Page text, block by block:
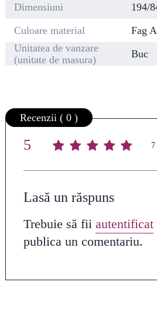
Dimensiuni
194/
Culoare material
Fag
Unitatea de vanzare
(unitate de masura)
Buc
Average rating
5 / 5. Vote 7
Recenzii ( 0 )
Lasă un răspuns
Trebuie să fii autentificat
publica un comentariu.